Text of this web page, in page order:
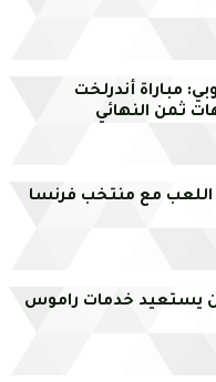
مباراة أندرلخت
ثمن النهائي
اللعب مع منتخب فرنسا
يستعيد خدمات راموس